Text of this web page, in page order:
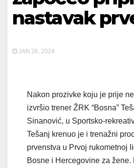
nastavak
JAN 26, 2024
Nakon prozivke koju je prije
izvršio trener ŽRK “Bosna”
Sinanović, u Sportsko-
Tešanj krenuo je i trenažni
prvenstva u Prvoj rukometnoj
Bosne i Hercegovine za žene.